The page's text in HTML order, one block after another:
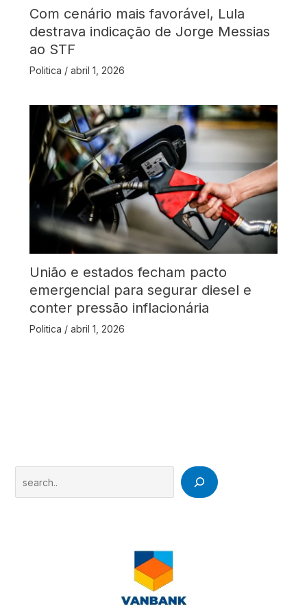
Com cenário mais favorável, Lula
destrava indicação de Jorge Messias
ao STF
Politica / abril 1, 2026
União e estados fecham pacto
emergencial para segurar diesel e
conter pressão inflacionária
Politica / abril 1, 2026